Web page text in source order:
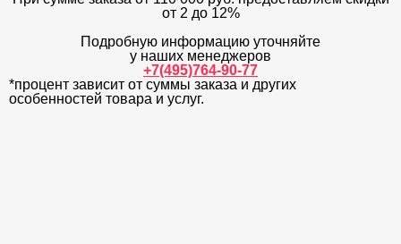
НЕДОРОГОЙ МЕТАЛЛОПРОКАТ
от 2 до 12%
Подробную информацию уточняйте
у наших менеджеров
+7(495)764-90-77
*процент зависит от суммы заказа и других
особенностей товара и услуг.